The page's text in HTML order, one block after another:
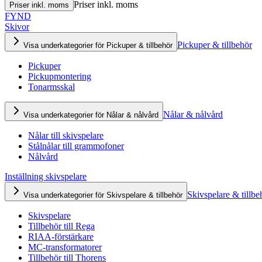
Priser inkl. moms Priser inkl. moms
FYND
Skivor
Visa underkategorier för Pickuper & tillbehör Pickuper & tillbehör
Pickuper
Pickupmontering
Tonarmsskal
Visa underkategorier för Nålar & nålvård Nålar & nålvård
Nålar till skivspelare
Stålnålar till grammofoner
Nålvård
Inställning skivspelare
Visa underkategorier för Skivspelare & tillbehör Skivspelare &
Skivspelare
Tillbehör till Rega
RIAA-förstärkare
MC-transformatorer
Tillbehör till Thorens